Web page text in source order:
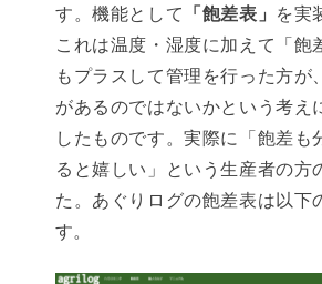
す。機能として 「飽差表」 を実
これは温度・湿度に加えて「飽
もプラスして管理を行った方が
があるのではないかという考え
したものです。実際に「飽差も
ると嬉しい」という生産者の方
た。あぐりログの飽差表は以下
す。